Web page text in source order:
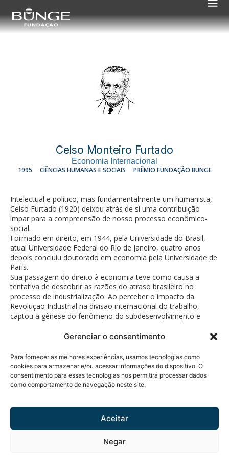
Gerenciar o consentimento
Para fornecer as melhores experiências, usamos tecnologias como
cookies para armazenar e/ou acessar informações do dispositivo. O
consentimento para essas tecnologias nos permitirá processar dados
como comportamento de navegação neste site.
Aceitar
Negar
Celso Monteiro Furtado
Economia Internacional
1995
CIÊNCIAS HUMANAS E SOCIAIS PRÊMIO FUNDAÇÃO BUNGE
Intelectual e político, mas fundamentalmente um humanista,
Celso Furtado (1920) deixou atrás de si uma contribuição
ímpar para a compreensão de nosso processo econômico-
social.
Formado em direito, em 1944, pela Universidade do Brasil,
atual Universidade Federal do Rio de Janeiro, quatro anos
depois concluiu doutorado em economia pela Universidade de
Paris.
Sua passagem do direito à economia teve como causa a
tentativa de descobrir as razões do atraso brasileiro no
processo de industrialização. Ao perceber o impacto da
Revolução Industrial na divisão internacional do trabalho,
captou a gênese do fenômeno do subdesenvolvimento e
montou o quadro conceitual que gerou a essência de sua
produção intelectual.
andar
Pinheiros - CEP 05423-010 -
Política de Privacidade